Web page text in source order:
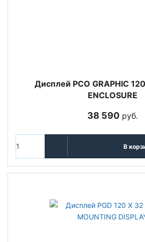
Дисплей PCO GRAPHIC
ENCLOSURE
38 590руб.
В